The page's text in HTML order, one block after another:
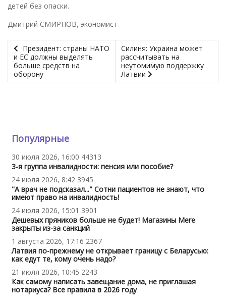
детей без опаски.
Дмитрий СМИРНОВ, экономист
Президент: страны НАТО
и ЕС должны выделять
больше средств на
оборону
Силиня: Украина может
рассчитывать на
неутомимую поддержку
Латвии
Популярные
30 июля 2026, 16:00 44313
3-я группа инвалидности: пенсия или пособие?
24 июля 2026, 8:42 3945
"А врач не подсказал..." Сотни пациентов не знают, что
имеют право на инвалидность!
24 июля 2026, 15:01 3901
Дешевых пряников больше не будет! Магазины Mere
закрыты из-за санкций
1 августа 2026, 17:16 2367
Латвия по-прежнему не открывает границу с Беларусью:
как едут те, кому очень надо?
21 июля 2026, 10:45 2243
Как самому написать завещание дома, не приглашая
нотариуса? Все правила в 2026 году